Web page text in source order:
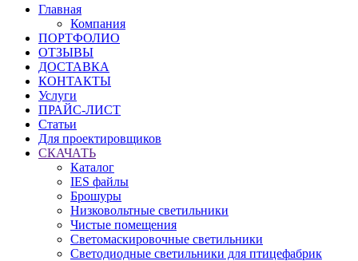
Главная
Компания
ПОРТФОЛИО
ОТЗЫВЫ
ДОСТАВКА
КОНТАКТЫ
Услуги
ПРАЙС-ЛИСТ
Статьи
Для проектировщиков
СКАЧАТЬ
Каталог
IES файлы
Брошуры
Низковольтные светильники
Чистые помещения
Светомаскировочные светильники
Светодиодные светильники для птицефабрик